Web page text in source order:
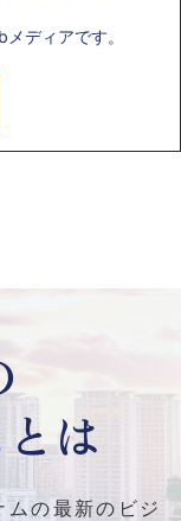
ディアです。
は
の最新のビジ